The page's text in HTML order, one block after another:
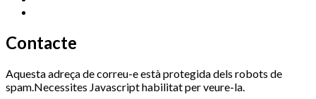
Contacte
Aquesta adreça de correu-e està protegida dels robots de
spam.Necessites Javascript habilitat per veure-la.